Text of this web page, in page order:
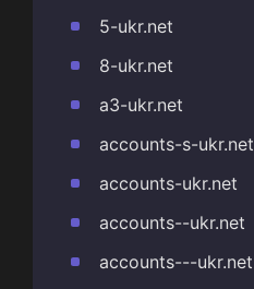
5-ukr.net
8-ukr.net
a3-ukr.net
accounts-s-ukr.net
accounts-ukr.net
accounts--ukr.net
accounts---ukr.net